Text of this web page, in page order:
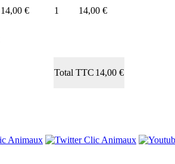
Total TTC 14,00 €
14,00 € 1 14,00 €